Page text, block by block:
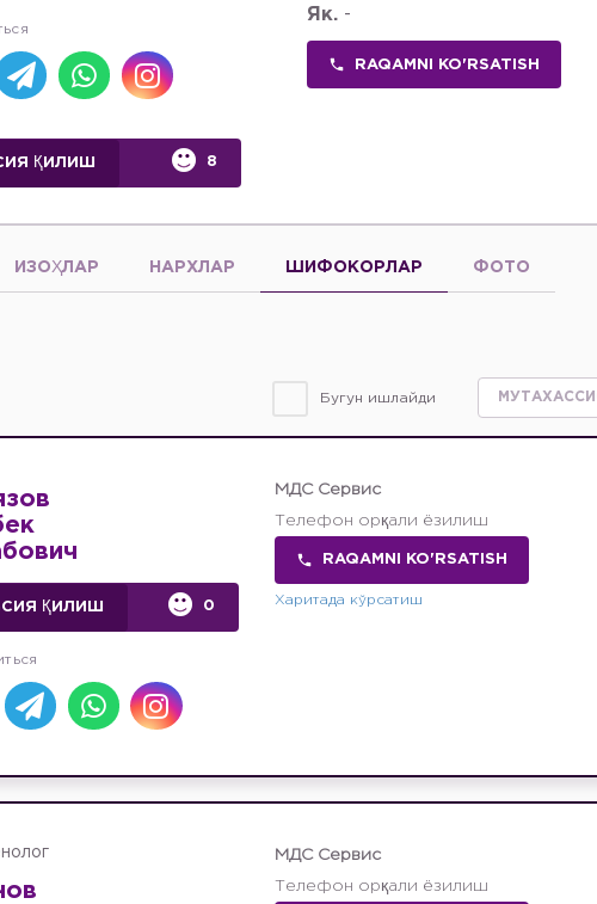
ҚИЛИШ 8
Як. -
RAQAMNI KO'RSATISH
ИЗОҲЛАР НАРХЛАР ШИФОКОРЛАР ФОТО
Бугун ишлайди
ҚИЛИШ 0
МДС Сервис
Телефон орқали ёзилиш
RAQAMNI KO'RSATISH
Харитада кўрсатиш
МДС Сервис
Телефон орқали ёзилиш